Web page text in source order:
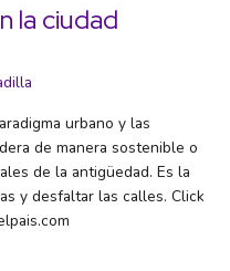
la ciudad
urbano y las
de manera sostenible o
de la antigüedad. Es la
y desfaltar las calles. Click